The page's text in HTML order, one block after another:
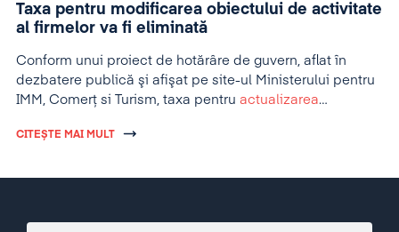
Taxa pentru modificarea obiectului de activitate
al firmelor va fi eliminată
Conform unui proiect de hotărâre de guvern, aflat în
dezbatere publică şi afişat pe site-ul Ministerului pentru
IMM, Comerţ si Turism, taxa pentru actualizarea
CITEȘTE MAI MULT